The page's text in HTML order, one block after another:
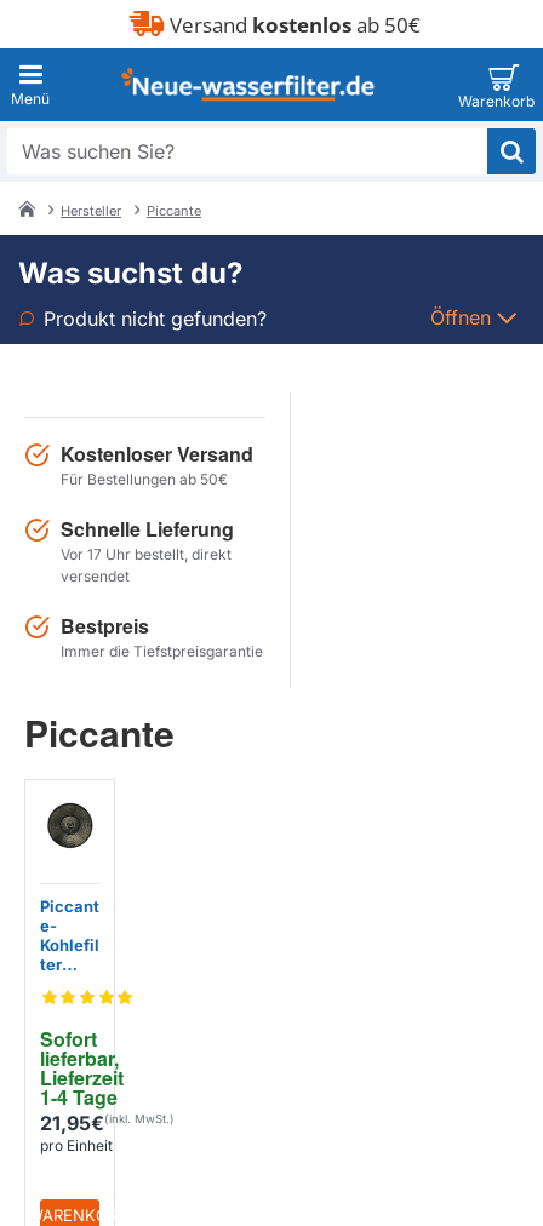
Versand kostenlosab 50€
Was
Sie?
Hersteller Piccante
Was suchst du?
Produkt nicht gefunden? Öffnen
PRODUKTE ANZEIGEN
Kostenloser Versand
Für Bestellungen ab 50€
Schnelle Lieferung
Vor 17 Uhr bestellt, direkt
versendet
Bestpreis
Immer die Tiefstpreisgarantie
Piccante
Sofort
lieferbar,
Lieferzeit
1-4 Tage
Piccant
e-
Kohlefil
ter
21,95€
pro Einheit
+ WARENKORB